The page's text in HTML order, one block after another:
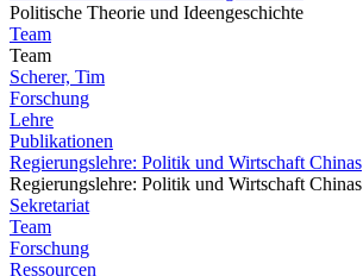
Politische Theorie und Ideengeschichte
Team
Team
Scherer, Tim
Forschung
Lehre
Publikationen
Regierungslehre: Politik und Wirtschaft Chinas
Regierungslehre: Politik und Wirtschaft Chinas
Sekretariat
Team
Forschung
Ressourcen